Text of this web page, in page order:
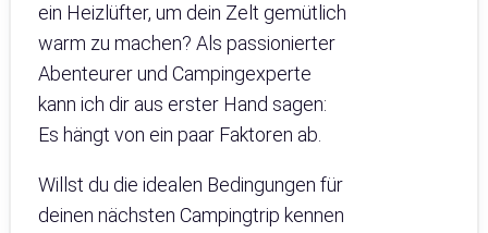
ein Heizlüfter, um dein Zelt gemütlich
warm zu machen? Als passionierter
Abenteurer und Campingexperte
kann ich dir aus erster Hand sagen:
Es hängt von ein paar Faktoren ab.
Willst du die idealen Bedingungen für
deinen nächsten Campingtrip kennen